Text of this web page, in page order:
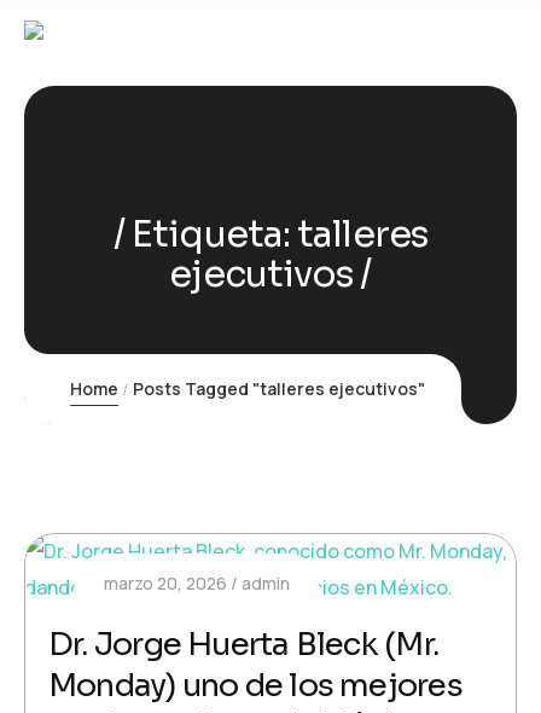
Etiqueta: talleres
ejecutivos
Home Posts Tagged "talleres ejecutivos"
marzo 20, 2026 admin
Dr. Jorge Huerta Bleck (Mr.
Monday) uno de los mejores